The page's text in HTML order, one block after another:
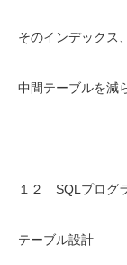
そのインデックス
中間テーブルを減
１２ SQLプログ
テーブル設計